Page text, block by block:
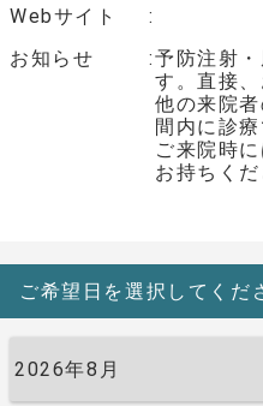
Webサイト
お知らせ
予防注射
す。直接、
他の来院
間内に診
ご来院時
お持ちくだ
ご希望日を選択してくだ